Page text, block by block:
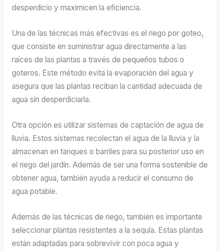
desperdicio y maximicen la eficiencia.
Una de las técnicas más efectivas es el riego por goteo,
que consiste en suministrar agua directamente a las
raíces de las plantas a través de pequeños tubos o
goteros. Este método evita la evaporación del agua y
asegura que las plantas reciban la cantidad adecuada de
agua sin desperdiciarla.
Otra opción es utilizar sistemas de captación de agua de
lluvia. Estos sistemas recolectan el agua de la lluvia y la
almacenan en tanques o barriles para su posterior uso en
el riego del jardín. Además de ser una forma sostenible de
obtener agua, también ayuda a reducir el consumo de
agua potable.
Además de las técnicas de riego, también es importante
seleccionar plantas resistentes a la sequía. Estas plantas
están adaptadas para sobrevivir con poca agua y